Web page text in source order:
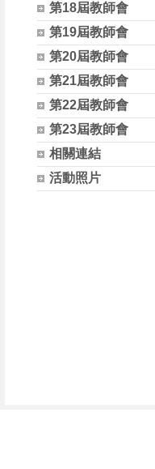
第18屆教師會
第19屆教師會
第20屆教師會
第21屆教師會
第22屆教師會
第23屆教師會
相關連結
活動照片